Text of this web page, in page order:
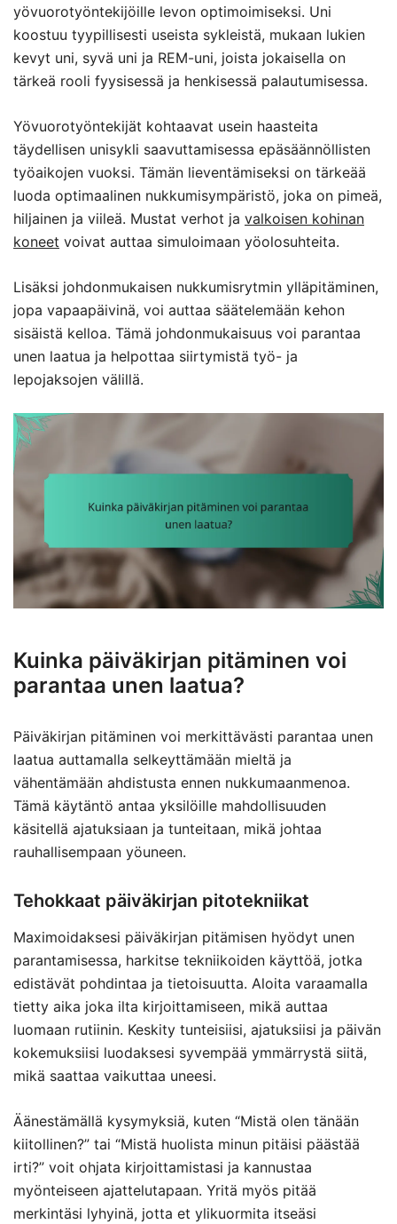
yövuorotyöntekijöille levon optimoimiseksi. Uni
koostuu tyypillisesti useista sykleistä, mukaan lukien
kevyt uni, syvä uni ja REM-uni, joista jokaisella on
tärkeä rooli fyysisessä ja henkisessä palautumisessa.
Yövuorotyöntekijät kohtaavat usein haasteita
täydellisen unisykli saavuttamisessa epäsäännöllisten
työaikojen vuoksi. Tämän lieventämiseksi on tärkeää
luoda optimaalinen nukkumisympäristö, joka on pimeä,
hiljainen ja viileä. Mustat verhot ja valkoisen kohinan
koneet voivat auttaa simuloimaan yöolosuhteita.
Lisäksi johdonmukaisen nukkumisrytmin ylläpitäminen,
jopa vapaapäivinä, voi auttaa säätelemään kehon
sisäistä kelloa. Tämä johdonmukaisuus voi parantaa
unen laatua ja helpottaa siirtymistä työ- ja
lepojaksojen välillä.
Kuinka päiväkirjan pitäminen voi
parantaa unen laatua?
Päiväkirjan pitäminen voi merkittävästi parantaa unen
laatua auttamalla selkeyttämään mieltä ja
vähentämään ahdistusta ennen nukkumaanmenoa.
Tämä käytäntö antaa yksilöille mahdollisuuden
käsitellä ajatuksiaan ja tunteitaan, mikä johtaa
rauhallisempaan yöuneen.
Tehokkaat päiväkirjan pitotekniikat
Maximoidaksesi päiväkirjan pitämisen hyödyt unen
parantamisessa, harkitse tekniikoiden käyttöä, jotka
edistävät pohdintaa ja tietoisuutta. Aloita varaamalla
tietty aika joka ilta kirjoittamiseen, mikä auttaa
luomaan rutiinin. Keskity tunteisiisi, ajatuksiisi ja päivän
kokemuksiisi luodaksesi syvempää ymmärrystä siitä,
mikä saattaa vaikuttaa uneesi.
Äänestämällä kysymyksiä, kuten “Mistä olen tänään
kiitollinen?” tai “Mistä huolista minun pitäisi päästää
irti?” voit ohjata kirjoittamistasi ja kannustaa
myönteiseen ajattelutapaan. Yritä myös pitää
merkintäsi lyhyinä, jotta et ylikuormita itseäsi